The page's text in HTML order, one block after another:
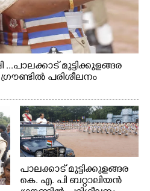
...പാലക്കാട് മുട്ടിക്കുളങ്ങര
പരിശീലനം
പാലക്കാട് മുട്ടിക്കുളങ്ങര
കെ. എ. പി ബറ്റാലിയൻ